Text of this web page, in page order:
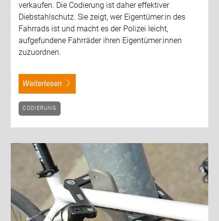
verkaufen. Die Codierung ist daher effektiver
Diebstahlschutz. Sie zeigt, wer Eigentümer:in des
Fahrrads ist und macht es der Polizei leicht,
aufgefundene Fahrräder ihren Eigentümer:innen
zuzuordnen.
weiterlesen
CODIERUNG